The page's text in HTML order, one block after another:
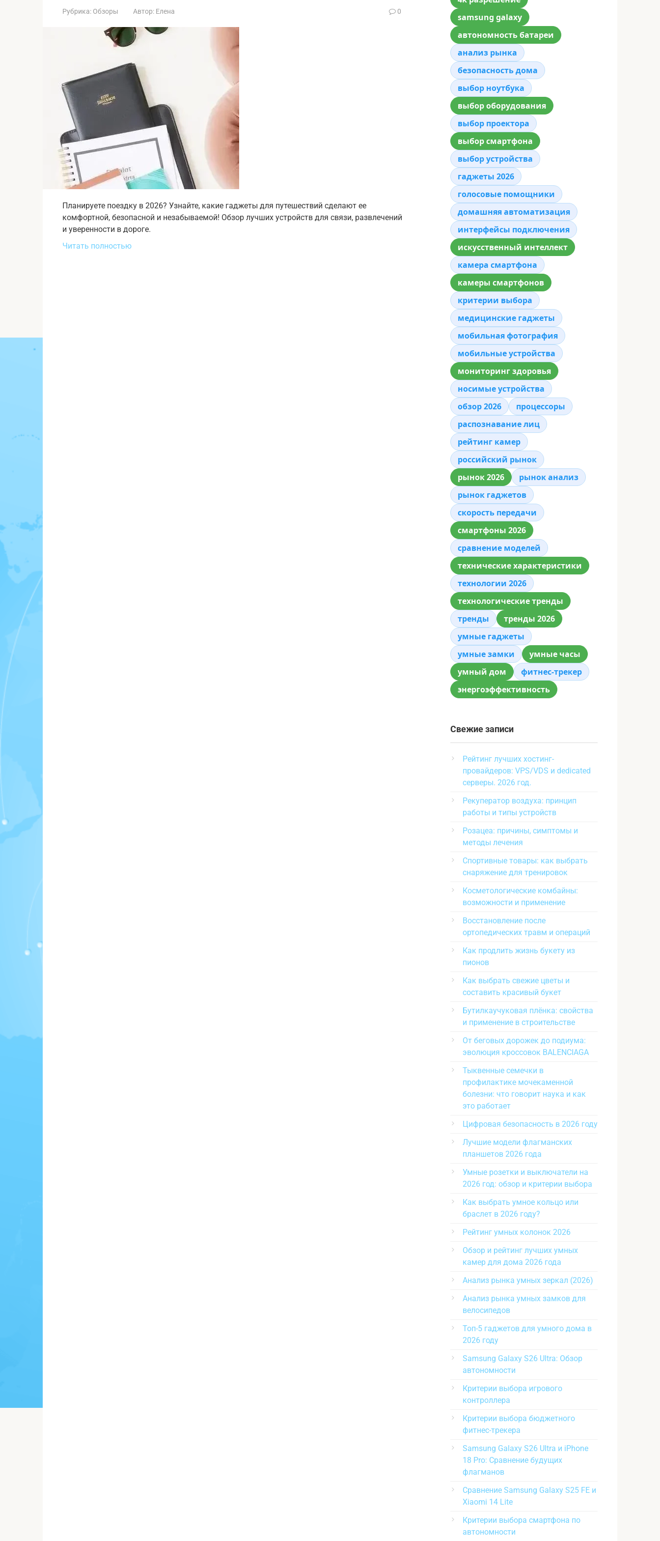
Рубрика: Обзоры Автор: Елена 0
Планируете поездку в 2026? Узнайте, какие гаджеты для путешествий сделают ее
комфортной, безопасной и незабываемой! Обзор лучших устройств для связи, развлечений
и уверенности в дороге.
Читать полностью
samsung galaxy
автономность батареи
анализ рынка
безопасность дома
выбор ноутбука
выбор оборудования
выбор проектора
выбор смартфона
выбор устройства
гаджеты 2026
голосовые помощники
домашняя автоматизация
интерфейсы подключения
искусственный интеллект
камера смартфона
камеры смартфонов
критерии выбора
медицинские гаджеты
мобильная фотография
мобильные устройства
мониторинг здоровья
носимые устройства
обзор 2026
процессоры
распознавание лиц
рейтинг камер
российский рынок
рынок 2026
рынок анализ
рынок гаджетов
скорость передачи
смартфоны 2026
сравнение моделей
технические характеристики
технологии 2026
технологические тренды
тренды
тренды 2026
умные гаджеты
умные замки
умные часы
умный дом
фитнес-трекер
энергоэффективность
Свежие записи
Рейтинг лучших хостинг-
провайдеров: VPS/VDS и dedicated
серверы. 2026 год.
Рекуператор воздуха: принцип
работы и типы устройств
Розацеа: причины, симптомы и
методы лечения
Спортивные товары: как выбрать
снаряжение для тренировок
Косметологические комбайны:
возможности и применение
Восстановление после
ортопедических травм и операций
Как продлить жизнь букету из
пионов
Как выбрать свежие цветы и
составить красивый букет
Бутилкаучуковая плёнка: свойства
и применение в строительстве
От беговых дорожек до подиума:
эволюция кроссовок BALENCIAGA
Тыквенные семечки в
профилактике мочекаменной
болезни: что говорит наука и как
это работает
Цифровая безопасность в 2026 году
Лучшие модели флагманских
планшетов 2026 года
Умные розетки и выключатели на
2026 год: обзор и критерии выбора
Как выбрать умное кольцо или
браслет в 2026 году?
Рейтинг умных колонок 2026
Обзор и рейтинг лучших умных
камер для дома 2026 года
Анализ рынка умных зеркал (2026)
Анализ рынка умных замков для
велосипедов
Топ-5 гаджетов для умного дома в
2026 году
Samsung Galaxy S26 Ultra: Обзор
автономности
Критерии выбора игрового
контроллера
Критерии выбора бюджетного
фитнес-трекера
Samsung Galaxy S26 Ultra и iPhone
18 Pro: Сравнение будущих
флагманов
Сравнение Samsung Galaxy S25 FE и
Xiaomi 14 Lite
Критерии выбора смартфона по
автономности